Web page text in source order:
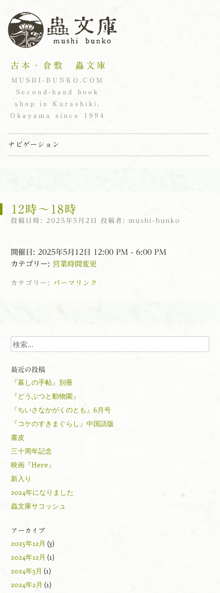
古本・倉敷 蟲文庫
MUSHI-BUNKO.COM
Second-hand book
shop in Kurashiki,
Okayama since 1994
ナビゲーション
12時〜18時
投稿日時: 2025年5月2日 投稿者: mushi-bunko
開催日: 2025年5月12日 12:00 PM - 6:00 PM
カテゴリー: 営業時間変更
カテゴリー: パーマリンク
検索
最近の投稿
『暮しの手帖』別冊
『どうぶつと動物園』
『ちいさなかがくのとも』6月号
『コケのすきまぐらし』中国語版
書皮
三十周年記念
映画『Here』
新入り
2024年になりました
蟲文庫サコッシュ
アーカイブ
2025年12月 (3)
2024年12月 (1)
2024年3月 (1)
2024年2月 (1)